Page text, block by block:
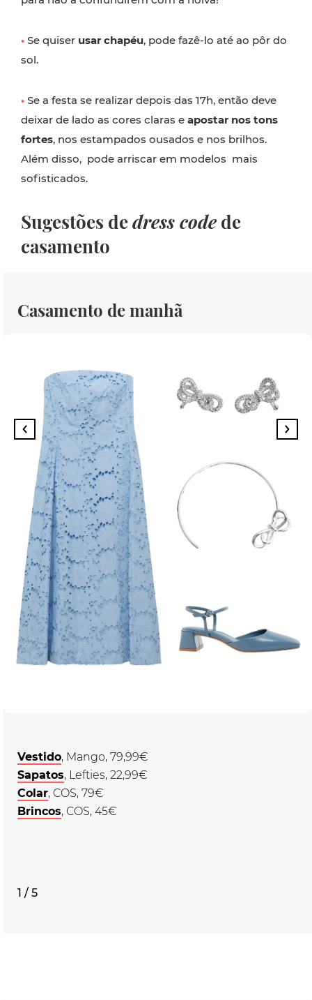
• Se quiser usar chapéu, pode fazê-lo até ao pôr do
sol.
• Se a festa se realizar depois das 17h, então deve
deixar de lado as cores claras e apostar nos tons
fortes, nos estampados ousados e nos brilhos.
Além disso, pode arriscar em modelos mais
sofisticados.
Sugestões dedress code de
casamento
Casamento de manhã
Vestido, Mango, 79,99€
Sapatos, Lefties, 22,99€
Colar, COS, 79€
Brincos, COS, 45€
1 / 5